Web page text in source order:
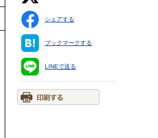
シェアする
ブックマークする
LINEで送る